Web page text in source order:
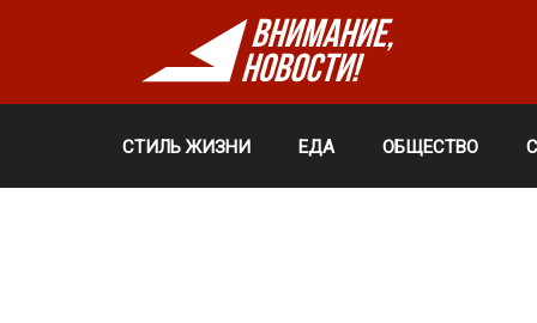
СТИЛЬ ЖИЗНИ ЕДА ОБЩЕСТВО